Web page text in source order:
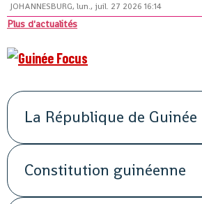
JOHANNESBURG, lun., juil. 27 2026 16:14
Plus d'actualités
La République de Guinée
Constitution guinéenne